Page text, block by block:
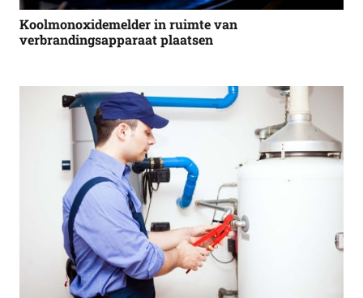
Koolmonoxidemelder in ruimte van
verbrandingsapparaat plaatsen